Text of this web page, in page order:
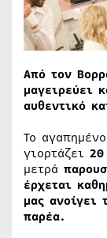
Από τον
μαγειρεύει
αυθεντικό
Το αγαπημένο
γιορτάζει 20
μετρά
έρχεται
μας ανοίγει
παρέα.